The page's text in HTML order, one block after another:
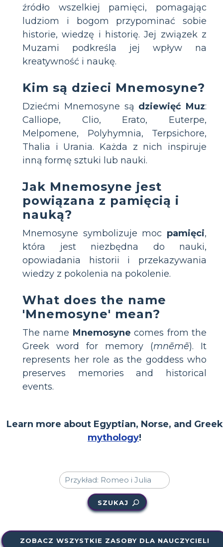
źródło wszelkiej pamięci, pomagając
ludziom i bogom przypominać sobie
historie, wiedzę i historię. Jej związek z
Muzami podkreśla jej wpływ na
kreatywność i naukę.
Kim są dzieci Mnemosyne?
Dziećmi Mnemosyne są dziewięć Muz:
Calliope, Clio, Erato, Euterpe,
Melpomene, Polyhymnia, Terpsichore,
Thalia i Urania. Każda z nich inspiruje
inną formę sztuki lub nauki.
Jak Mnemosyne jest
powiązana z pamięcią i
nauką?
Mnemosyne symbolizuje moc pamięci,
która jest niezbędna do nauki,
opowiadania historii i przekazywania
wiedzy z pokolenia na pokolenie.
What does the name
'Mnemosyne' mean?
The name Mnemosyne comes from the
Greek word for memory (mnēmē). It
represents her role as the goddess who
preserves memories and historical
events.
Learn more about Egyptian, Norse, and Greek
mythology!
SZUKAJ
ZOBACZ WSZYSTKIE ZASOBY DLA NAUCZYCIELI